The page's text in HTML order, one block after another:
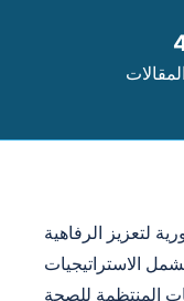
لتعزيز الرفاهية
الاستراتيجيات
المنتظمة للصحة